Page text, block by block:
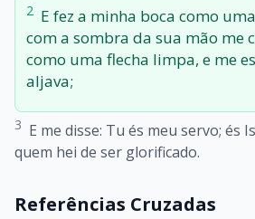
2 E fez a minha boca como
com a sombra da sua mão me
como uma flecha limpa, e me
aljava;
3 E me disse: Tu és meu servo; és
quem hei de ser glorificado.
Referências Cruzadas